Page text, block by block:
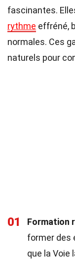
fascinantes.
rythme effréné,
normales. Ces
naturels pour
01 Formation
former des
que la Voie